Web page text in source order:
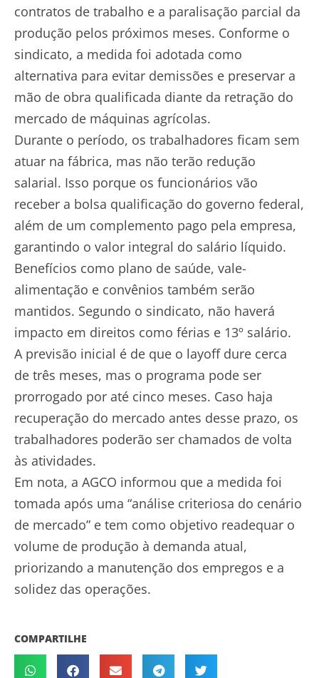
contratos de trabalho e a paralisação parcial da
produção pelos próximos meses. Conforme o
sindicato, a medida foi adotada como
alternativa para evitar demissões e preservar a
mão de obra qualificada diante da retração do
mercado de máquinas agrícolas.
Durante o período, os trabalhadores ficam sem
atuar na fábrica, mas não terão redução
salarial. Isso porque os funcionários vão
receber a bolsa qualificação do governo federal,
além de um complemento pago pela empresa,
garantindo o valor integral do salário líquido.
Benefícios como plano de saúde, vale-
alimentação e convênios também serão
mantidos. Segundo o sindicato, não haverá
impacto em direitos como férias e 13º salário.
A previsão inicial é de que o layoff dure cerca
de três meses, mas o programa pode ser
prorrogado por até cinco meses. Caso haja
recuperação do mercado antes desse prazo, os
trabalhadores poderão ser chamados de volta
às atividades.
Em nota, a AGCO informou que a medida foi
tomada após uma “análise criteriosa do cenário
de mercado” e tem como objetivo readequar o
volume de produção à demanda atual,
priorizando a manutenção dos empregos e a
solidez das operações.
COMPARTILHE